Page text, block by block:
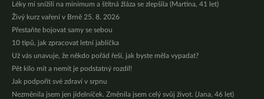
Léky mi snížili na minimum a štítná žláza se zlepšila (Martina, 41 let)
Živý kurz vaření v Brně 25. 8. 2026
Přestaňte bojovat samy se sebou
10 tipů, jak zpracovat letní jablíčka
Už vás unavuje, že někdo pořád řeší, jak byste měla vypadat?
Pět kilo mít a nemít je podstatný rozdíl!
Jak podpořit své zdraví v srpnu
Nezměnila jsem jen jídelníček. Změnila jsem celý svůj život. (Jana, 46 let)